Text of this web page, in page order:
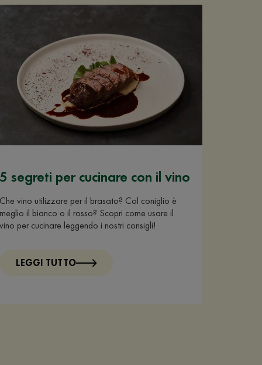
5 segreti per cucinare con il vino
Che vino utilizzare per il brasato? Col coniglio è
meglio il bianco o il rosso? Scopri come usare il
vino per cucinare leggendo i nostri consigli!
LEGGI TUTTO